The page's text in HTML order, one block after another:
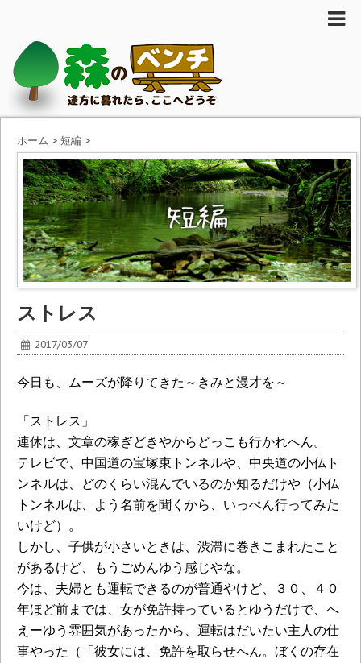
ホーム > 短編 >
ストレス
2017/03/07
今日も、ムーズが降りてきた～きみと漫才を～
「ストレス」
連休は、文章の稼ぎどきやからどっこも行かれへん。
テレビで、中国道の宝塚東トンネルや、中央道の小仏ト
ンネルは、どのくらい混んでいるのか知るだけや（小仏
トンネルは、よう名前を聞くから、いっぺん行ってみた
いけど）。
しかし、子供が小さいときは、渋滞に巻きこまれたこと
があるけど、もうごめんゆう感じやな。
今は、夫婦とも運転できるのが普通やけど、３０、４０
年ほど前までは、女が免許持っているとゆうだけで、へ
えーゆう雰囲気があったから、運転はだいたい主人の仕
事やった（「彼女には、免許を取らせへん。ぼくの存在